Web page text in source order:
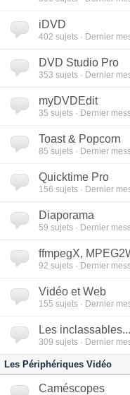
iDVD
402 sujets · Dernier
DVD Studio Pro
353 sujets · Dernier
myDVDEdit
35 sujets · Dernier
Toast & Popcorn
85 sujets · Dernier
Quicktime Pro
156 sujets · Dernier
Diaporama
59 sujets · Dernier
ffmpegX,
92 sujets · Dernier
Vidéo et Web
155 sujets · Dernier
Les inclassables...
309 sujets · Dernier
Les Périphériques Vidéo
Caméscopes